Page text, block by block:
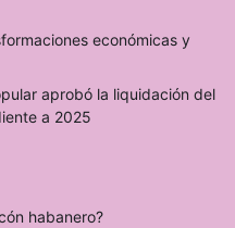
económicas y
aprobó la liquidación del
a 2025
habanero?